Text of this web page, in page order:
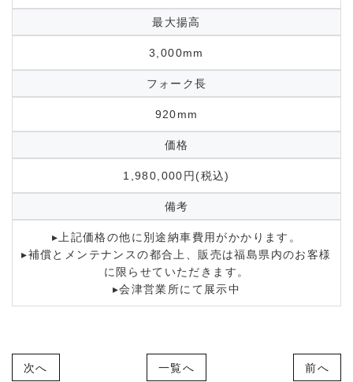
最大揚高
3,000mm
フォーク長
920mm
価格
1,980,000円(税込)
備考
▸上記価格の他に別途納車費用がかかります。
▸補償とメンテナンスの都合上、販売は福島県内のお客様
に限らせていただきます。
▸会津営業所にて展示中
次へ 一覧へ 前へ